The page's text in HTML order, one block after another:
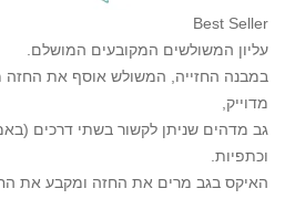
Best Seller
עליון המשולשים המקובעים המושלם.
במבנה החזייה, המשולש אוסף את החזה
מדוייק,
גב מדהים שניתן לקשור בשתי דרכים
וכתפיות.
האיקס בגב מרים את החזה ומקבע את